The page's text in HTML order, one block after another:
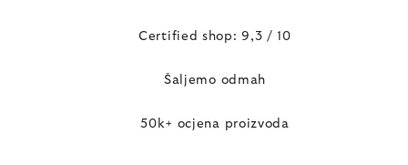
Certified shop: 9,3 / 10
Šaljemo odmah
50k+ ocjena proizvoda